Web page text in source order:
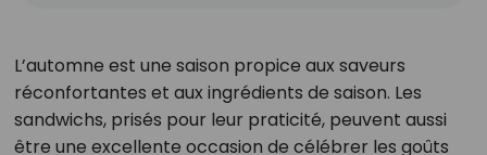
L’automne est une saison propice aux saveurs
réconfortantes et aux ingrédients de saison. Les
sandwichs, prisés pour leur praticité, peuvent aussi
être une excellente occasion de célébrer les goûts